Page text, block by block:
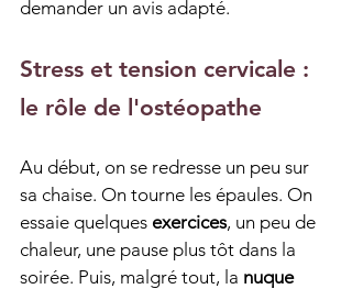
demander un avis adapté.
Stress et tension cervicale :
le rôle de l'ostéopathe
Au début, on se redresse un peu sur
sa chaise. On tourne les épaules. On
essaie quelques exercices, un peu de
chaleur, une pause plus tôt dans la
soirée. Puis, malgré tout, la nuque